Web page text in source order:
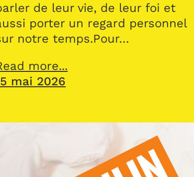
de leur vie, de leur foi et
porter un regard personnel
notre temps.Pour…
more...
mai 2026